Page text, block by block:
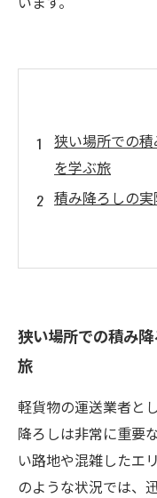
狭い場所での
を学ぶ旅
積み降ろしの
注意が必要な
安全・迅速な
狭い場所での積み
旅
軽貨物の運送業者と
降ろしは非常に重要
い路地や混雑したエ
のような状況では、